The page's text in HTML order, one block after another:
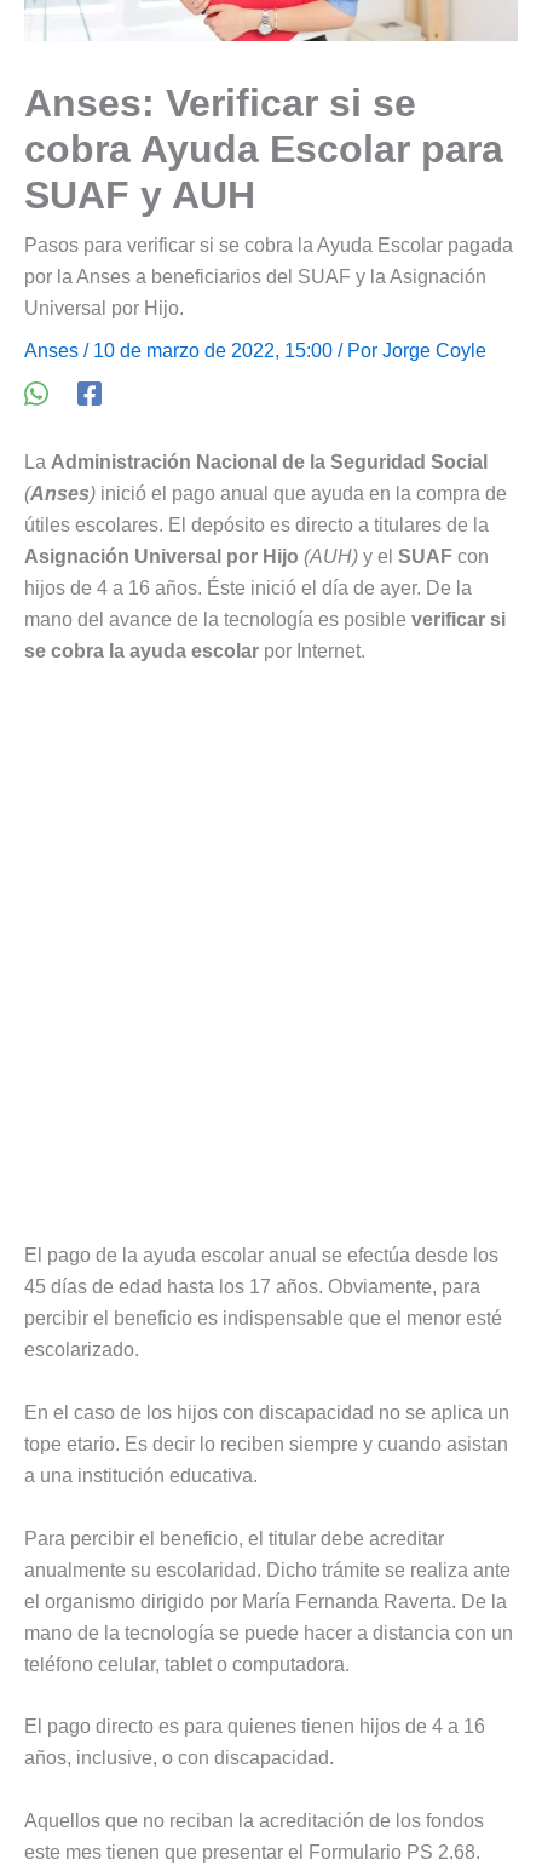
Anses: Verificar si se
cobra Ayuda Escolar para
SUAF y AUH
Pasos para verificar si se cobra la Ayuda Escolar pagada
por la Anses a beneficiarios del SUAF y la Asignación
Universal por Hijo.
Anses / 10 de marzo de 2022, 15:00 / Por Jorge Coyle
La Administración Nacional de la Seguridad Social
(Anses) inició el pago anual que ayuda en la compra de
útiles escolares. El depósito es directo a titulares de la
Asignación Universal por Hijo (AUH) y el SUAF con
hijos de 4 a 16 años. Éste inició el día de ayer. De la
mano del avance de la tecnología es posible verificar si
se cobra la ayuda escolar por Internet.
El pago de la ayuda escolar anual se efectúa desde los
45 días de edad hasta los 17 años. Obviamente, para
percibir el beneficio es indispensable que el menor esté
escolarizado.
En el caso de los hijos con discapacidad no se aplica un
tope etario. Es decir lo reciben siempre y cuando asistan
a una institución educativa.
Para percibir el beneficio, el titular debe acreditar
anualmente su escolaridad. Dicho trámite se realiza ante
el organismo dirigido por María Fernanda Raverta. De la
mano de la tecnología se puede hacer a distancia con un
teléfono celular, tablet o computadora.
El pago directo es para quienes tienen hijos de 4 a 16
años, inclusive, o con discapacidad.
Aquellos que no reciban la acreditación de los fondos
este mes tienen que presentar el Formulario PS 2.68.